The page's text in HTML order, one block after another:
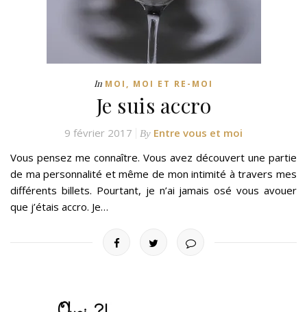
In MOI, MOI ET RE-MOI
Je suis accro
9 février 2017 By Entre vous et moi
Vous pensez me connaître. Vous avez découvert une partie
de ma personnalité et même de mon intimité à travers mes
différents billets. Pourtant, je n’ai jamais osé vous avouer
que j’étais accro. Je…